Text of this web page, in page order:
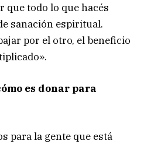
que todo lo que hacés
sanación espiritual.
por el otro, el beneficio
es donar para
para la gente que está